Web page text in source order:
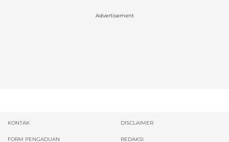
Advertisement
KONTAK DISCLAIMER
FORM PENGADUAN REDAKSI